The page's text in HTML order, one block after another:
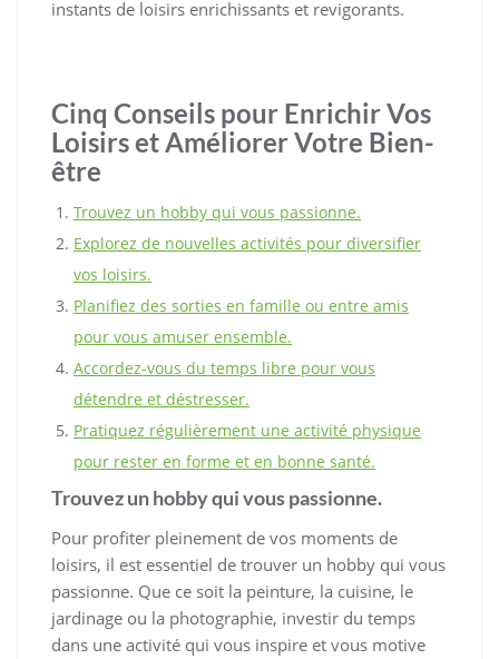
instants de loisirs enrichissants et revigorants.
Cinq Conseils pour Enrichir Vos
Loisirs et Améliorer Votre Bien-
être
Trouvez un hobby qui vous passionne.
Explorez de nouvelles activités pour diversifier
vos loisirs.
Planifiez des sorties en famille ou entre amis
pour vous amuser ensemble.
Accordez-vous du temps libre pour vous
détendre et déstresser.
Pratiquez régulièrement une activité physique
pour rester en forme et en bonne santé.
Trouvez un hobby qui vous passionne.
Pour profiter pleinement de vos moments de
loisirs, il est essentiel de trouver un hobby qui vous
passionne. Que ce soit la peinture, la cuisine, le
jardinage ou la photographie, investir du temps
dans une activité qui vous inspire et vous motive